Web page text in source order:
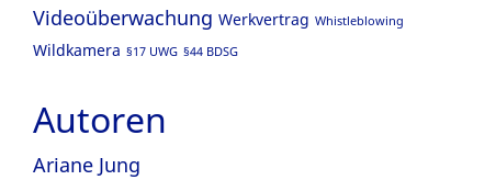
Videoüberwachung Werkvertrag Whistleblowing
Wildkamera §17 UWG §44 BDSG
Autoren
Ariane Jung